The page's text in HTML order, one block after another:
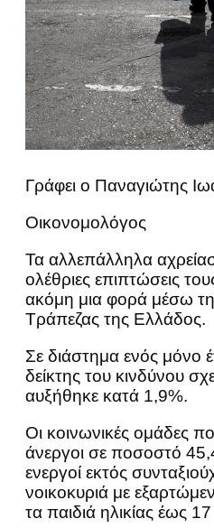
Γράφει ο Παναγιώτης
Οικονομολόγος
Τα αλλεπάλληλα
ολέθριες επιπτώσεις
ακόμη μια φορά μέσω
Τράπεζας της Ελλάδος.
Σε διάστημα ενός μόνο
δείκτης του κινδύνου
αυξήθηκε κατά 1,9%.
Οι κοινωνικές ομάδες
άνεργοι σε ποσοστό
ενεργοί εκτός
νοικοκυριά με
τα παιδιά ηλικίας έως